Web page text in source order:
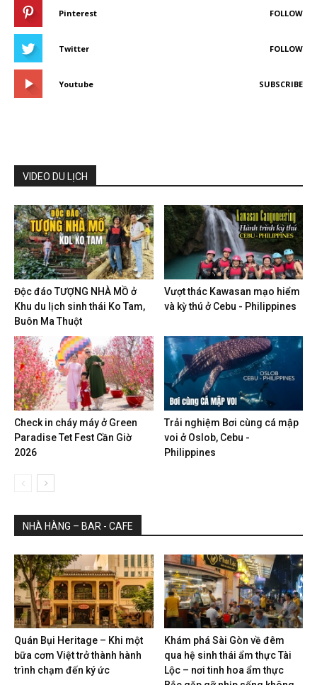
Pinterest FOLLOW
Twitter FOLLOW
Youtube SUBSCRIBE
VIDEO DU LỊCH
Độc đáo TƯỢNG NHÀ MỒ ở
Khu du lịch sinh thái Ko Tam,
Buôn Ma Thuột
Vượt thác Kawasan mạo hiểm
và kỳ thú ở Cebu - Philippines
Check in cháy máy ở Green
Paradise Tet Fest Cần Giờ
2026
Trải nghiệm Bơi cùng cá mập
voi ở Oslob, Cebu -
Philippines
NHÀ HÀNG – BAR - CAFE
Quán Bụi Heritage – Khi một
bữa cơm Việt trở thành hành
trình chạm đến ký ức
Khám phá Sài Gòn về đêm
qua hệ sinh thái ẩm thực Tài
Lộc – nơi tinh hoa ẩm thực